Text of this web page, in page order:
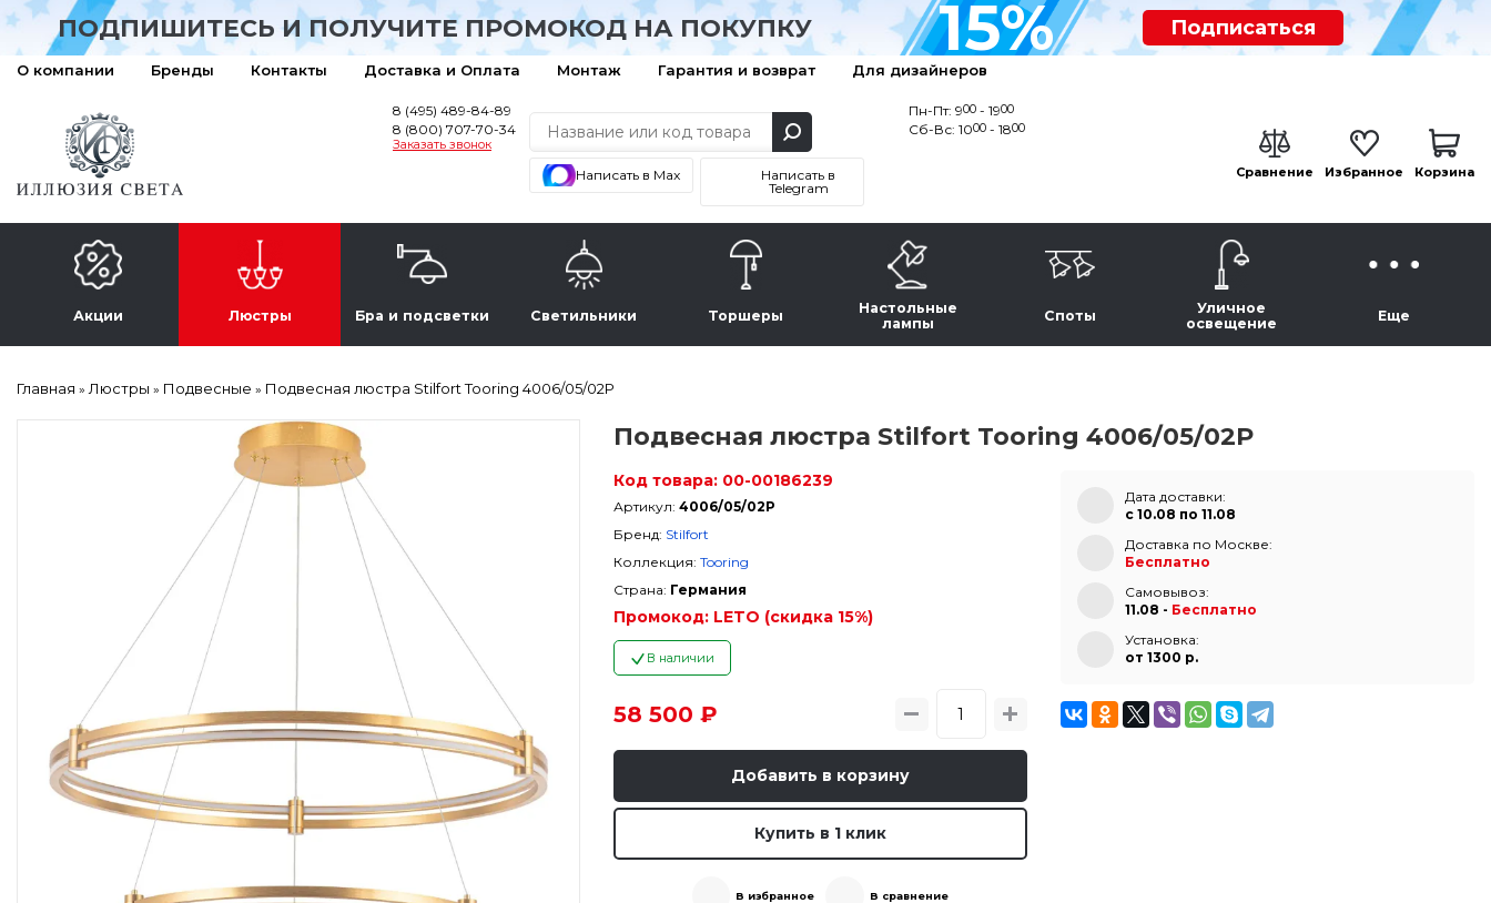
ПОДПИШИТЕСЬ И ПОЛУЧИТЕ ПРОМОКОД НА ПОКУПКУ 15% Подписаться
О компании Бренды Контакты Доставка и Оплата Монтаж Гарантия и возврат Для дизайнеров
8 (495) 489-84-89
8 (800) 707-70-34
Заказать звонок
Написать в Max
Написать в
Telegram
Пн-Пт: 900 - 1900
Сб-Вс: 1000 - 1800
Сравнение Избранное Корзина
Акции Люстры Бра и подсветки Светильники Торшеры
Настольные
лампы
Споты
Уличное
освещение
Еще
Главная »Люстры » Подвесные » Подвесная люстра Stilfort Tooring 4006/05/02P
Подвесная люстра Stilfort Tooring 4006/05/02P
Код товара: 00-00186239
Артикул: 4006/05/02P
Бренд: Stilfort
Коллекция: Tooring
Страна: Германия
Промокод: LETO (скидка 15%)
В наличии
58 500 ₽
Добавить в корзину
Купить в 1 клик
В избранное В сравнение
Дата доставки:
с 10.08 по 11.08
Доставка по Москве:
Бесплатно
Самовывоз:
11.08 - Бесплатно
Установка:
от 1300 p.